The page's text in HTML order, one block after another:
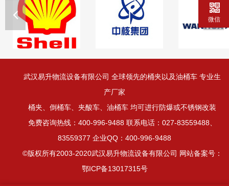
武汉易升物流设备有限公司 全球领先的桶夹以及油桶车 专业生
产厂家
桶夹、倒桶车、夹酸车、油桶车 均可进行防爆或不锈钢改装
免费咨询热线：400-996-9488 联系电话：027-83559488、
83559377 企业QQ：400-996-9488
©版权所有2003-2020武汉易升物流设备有限公司 网站备案号：
鄂ICP备13017315号
微信